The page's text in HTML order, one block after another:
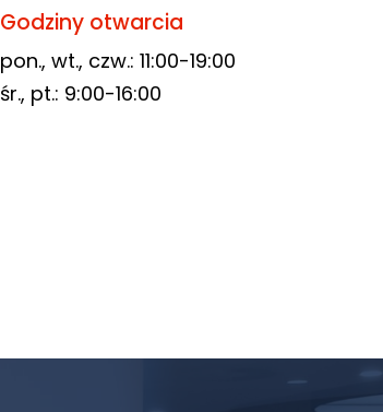
Godziny otwarcia
pon., wt., czw.: 11:00-19:00
śr., pt.: 9:00-16:00